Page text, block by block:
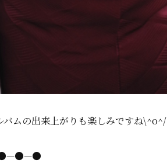
バムの出来上がりも楽しみですね\^o^/